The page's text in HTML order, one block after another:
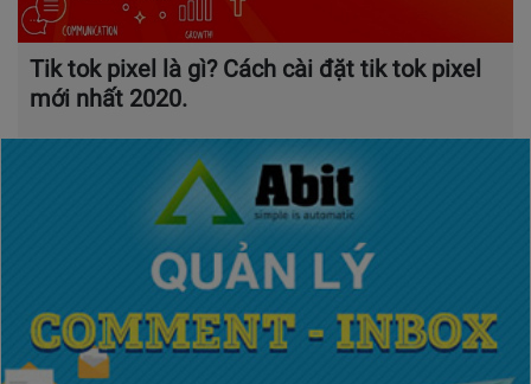
Tik tok pixel là gì? Cách cài đặt tik tok pixel
mới nhất 2020.